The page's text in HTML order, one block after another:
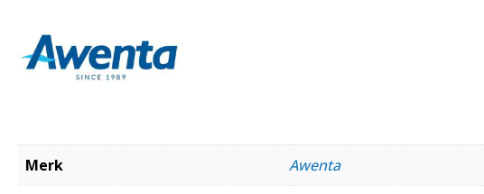
Merk Awenta